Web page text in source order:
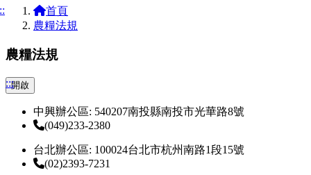
首頁
農糧法規
農糧法規
:::開啟
中興辦公區: 540207南投縣南投市光華路8號
(049)233-2380
台北辦公區: 100024台北市杭州南路1段15號
(02)2393-7231